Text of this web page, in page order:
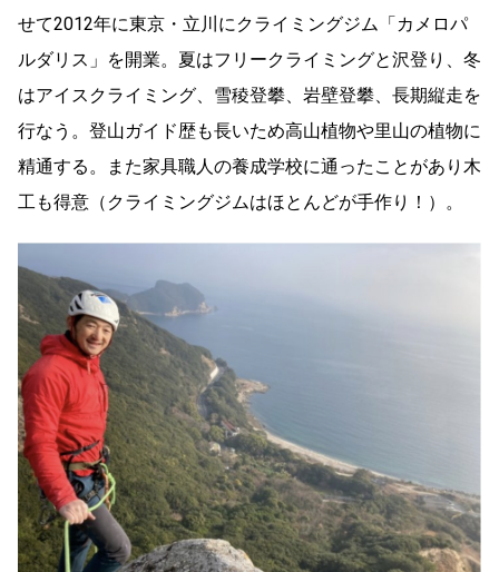
せて2012年に東京・立川にクライミングジム「カメロパ
ルダリス」を開業。夏はフリークライミングと沢登り、冬
はアイスクライミング、雪稜登攀、岩壁登攀、長期縦走を
行なう。登山ガイド歴も長いため高山植物や里山の植物に
精通する。また家具職人の養成学校に通ったことがあり木
工も得意（クライミングジムはほとんどが手作り！）。